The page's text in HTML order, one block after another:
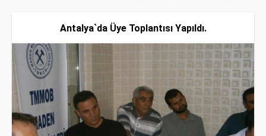
Antalya`da Üye Toplantısı Yapıldı.